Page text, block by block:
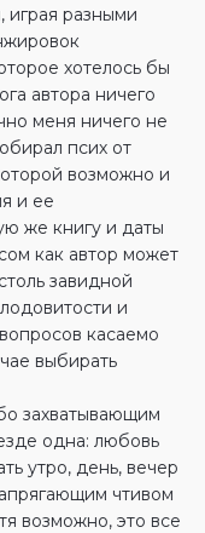
играя разными
хотелось бы
автора ничего
меня ничего не
псих от
возможно и
и ее
же книгу и даты
как автор может
завидной
и
касаемо
выбирать
захватывающим
одна: любовь
утро, день, вечер
чтивом
возможно, это все